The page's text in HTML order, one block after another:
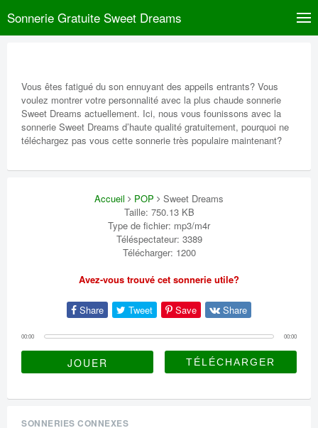
Sonnerie Gratuite Sweet Dreams
Vous êtes fatigué du son ennuyant des appeils entrants? Vous
voulez montrer votre personnalité avec la plus chaude sonnerie
Sweet Dreams actuellement. Ici, nous vous founissons avec la
sonnerie Sweet Dreams d’haute qualité gratuitement, pourquoi ne
téléchargez pas vous cette sonnerie très populaire maintenant?
Accueil POP
Sweet Dreams
Taille: 750.13 KB
Type de fichier: mp3/m4r
Téléspectateur: 3389
Télécharger: 1200
Avez-vous trouvé cet sonnerie utile?
Share Tweet Save Share
00:00 00:00
JOUER
SONNERIES CONNEXES